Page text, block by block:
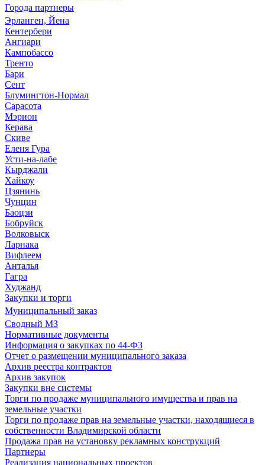
Города партнеры
Эрланген, Йена
Кентербери
Ангиари
Кампобассо
Тренто
Бари
Сент
Блумингтон-Нормал
Сарасота
Мэрион
Керава
Скиве
Еленя Гура
Усти-на-лабе
Кырджали
Хайкоу
Цзянинь
Чунцин
Баоцзи
Бобруйск
Волковыск
Ларнака
Вифлеем
Анталья
Гагра
Худжанд
Закупки и торги
Муниципальный заказ
Сводный МЗ
Нормативные документы
Информация о закупках по 44-ФЗ
Отчет о размещении муниципального заказа
Архив реестра контрактов
Архив закупок
Закупки вне системы
Торги по продаже муниципального имущества и прав на
земельные участки
Торги по продаже прав на земельные участки, находящиеся в
собственности Владимирской области
Продажа прав на установку рекламных конструкций
Партнеры
Реализация национальных проектов